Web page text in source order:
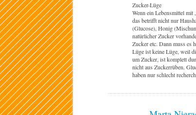
Zucker-Lüge
Wenn ein Lebensmittel mit
das betrifft nicht nur
(Glucose), Honig
natürlicher Zucker
Zucker etc. Dann muss es
Lüge ist keine Lüge, weil
um Zucker, ist komplett
nicht aus Zuckerrüben.
haben nur schlecht